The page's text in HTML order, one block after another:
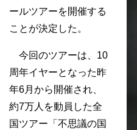
ールツアーを開催する
ことが決定した。
今回のツアーは、10
周年イヤーとなった昨
年6月から開催され、
約7万人を動員した全
国ツアー「不思議の国